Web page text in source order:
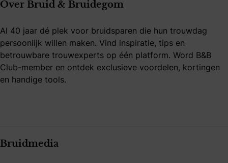
Over Bruid & Bruidegom
Al 40 jaar dé plek voor bruidsparen die hun trouwdag
persoonlijk willen maken. Vind inspiratie, tips en
betrouwbare trouwexperts op één platform. Word B&B
Club-member en ontdek exclusieve voordelen, kortingen
en handige tools.
Bruidmedia